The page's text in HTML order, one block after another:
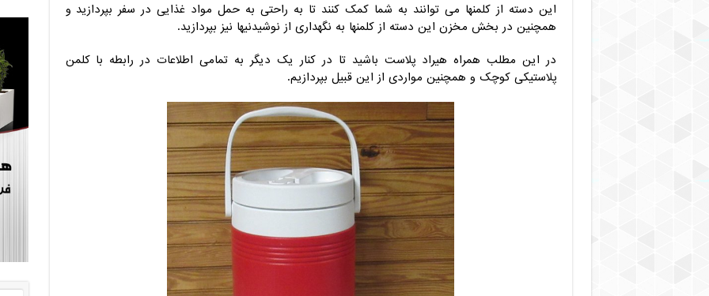
این دسته از کلمنها می توانند به شما کمک کنند تا به راحتی به حمل مواد غذایی در سفر بپردازید و
همچنین در بخش مخزن این دسته از کلمنها به نگهداری از نوشیدنیها نیز بپردازید.
در این مطلب همراه هیراد پلاست باشید تا در کنار یک دیگر به تمامی اطلاعات در رابطه با کلمن
پلاستیکی کوچک و همچنین مواردی از این قبیل بپردازیم.